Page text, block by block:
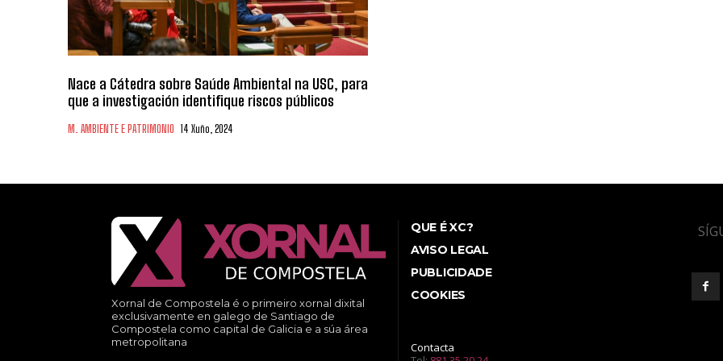
Nace a Cátedra sobre Saúde Ambiental na USC, para
que a investigación identifique riscos públicos
M. AMBIENTE E PATRIMONIO 14 Xuño, 2024
Xornal de Compostela é o primeiro xornal dixital
exclusivamente en galego de Santiago de
Compostela como capital de Galicia e a súa área
metropolitana
QUE É XC?
AVISO LEGAL
PUBLICIDADE
COOKIES
Contacta